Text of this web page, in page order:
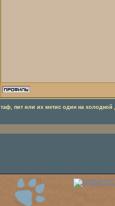
пит или их метис один на холодной